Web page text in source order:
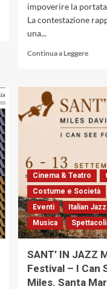
impoverire la
La contestazione
una...
Continua a LeggereLeggi
su
La
di
della
tra
e
Cinema & Teatro
Costume e Società
Eventi
Italian Jazz
Musica
Spettacoli
SANT’ IN JAZZ
Festival – I Can
Miles. Santa